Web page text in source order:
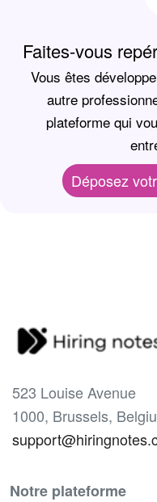
Faites-vous
Vous êtes
autre
plateforme qui
Déposez
523 Louise Avenue
1000, Brussels,
Notre plateforme